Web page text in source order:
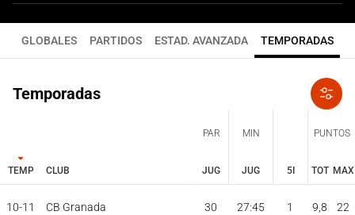
GLOBALES PARTIDOS ESTAD. AVANZADA TEMPORADAS
Temporadas
TEMP CLUB
PAR MIN
5I
PUNTOS
JUG JUG TOT MAX
PAR MIN PUNTOS
10-11 CB Granada 30 27:45 1 9,8 22